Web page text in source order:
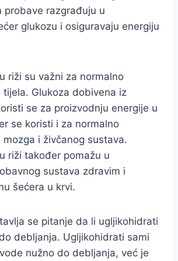
probave razgrađuju u
glukozu i osiguravaju energiju
riži su važni za normalno
tijela. Glukoza dobivena iz
se za proizvodnju energije u
se koristi i za normalno
i živčanog sustava.
riži također pomažu u
sustava zdravim i
šećera u krvi.
se pitanje da li ugljikohidrati
debljanja. Ugljikohidrati sami
nužno do debljanja, već je